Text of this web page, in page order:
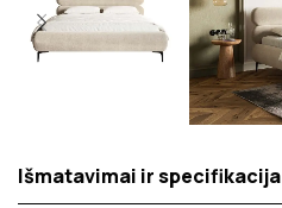
Išmatavimai ir specifikacija